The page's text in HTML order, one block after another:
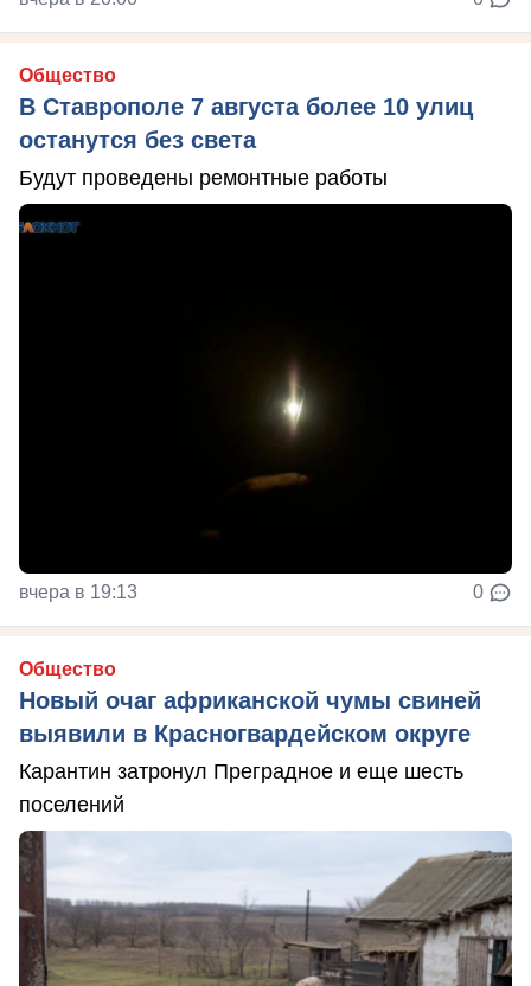
Общество
В Ставрополе 7 августа более 10 улиц
останутся без света
Будут проведены ремонтные работы
вчера в 19:13 0
Общество
Новый очаг африканской чумы свиней
выявили в Красногвардейском округе
Карантин затронул Преградное и еще шесть
поселений